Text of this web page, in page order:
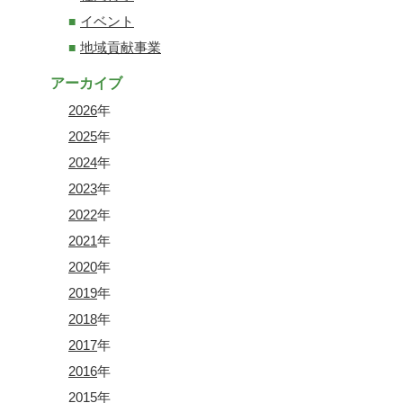
イベント
地域貢献事業
アーカイブ
2026年
2025年
2024年
2023年
2022年
2021年
2020年
2019年
2018年
2017年
2016年
2015年